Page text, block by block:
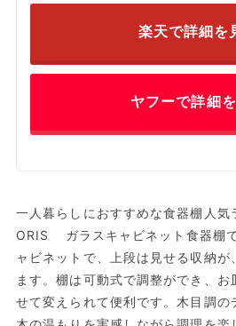
楽天で詳細を
ヤフーで詳細
一人暮らしにおすすめな食器棚人
ORIS ガラスキャビネット食器棚
ャビネットで、上段は見せる収納が
ます。棚は可動式で調整ができ、お
せて変えられて便利です。木目調の